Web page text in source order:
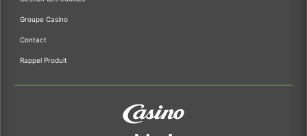
Groupe Casino
Contact
Rappel Produit